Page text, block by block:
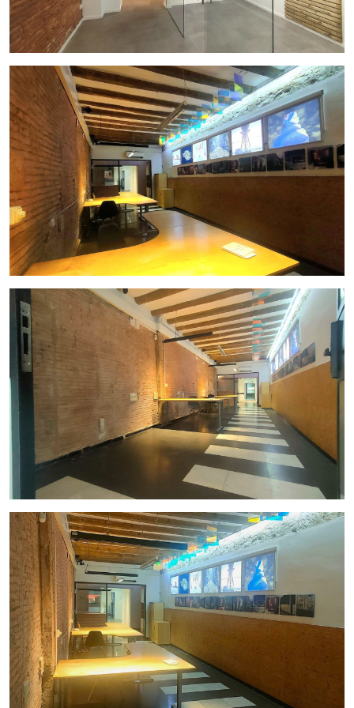
movilidad reducida
, facilitando la accesibilidad tanto para
clientes como para empleados. Además, cuenta con una
ampliazona de almacén
, un valor añadido que aporta
practicidad y capacidad de organización para el día a día de
la actividad.
Gracias a suubicación estratégicaen una de las zonas más
demandadas de Barcelona y a sus características, esta
oficina representa unaexcelente oportunidadtanto para
empresas que busquen establecer su sede como para
inversores que deseen adquirir un activo con gran potencial.
Características principales:
•Local Comercial enVentaenVila de Gràcia
•165 m²de superficie
Espacios amplios y funcionales
• Distribución versátiladaptable a diferentes actividades
profesionales
Amplia zona de Almacén
• Excelente ubicaciónen unazona consolidaday de
demanda
Equipamiento y extras:
•Acceso a pie de calle
•Adaptadoparapersonas con movilidad reducida
•Espacios diáfanosyfácilmente redistribuibles
•Buena accesibilidadmediantetransporte público
•Entorno comercial y profesional consolidado
•Listo para iniciar actividad o adaptar a las necesidades del
comprador